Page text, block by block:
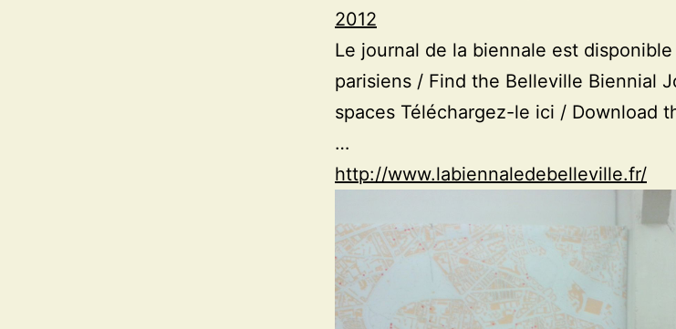
2012
Le journal de la biennale est disponible
parisiens / Find the Belleville Biennial
spaces Téléchargez-le ici / Download
…
http://www.labiennaledebelleville.fr/